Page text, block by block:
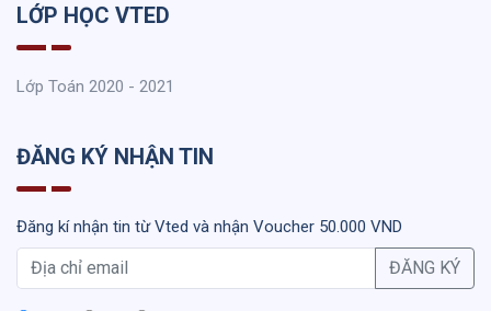
LỚP HỌC VTED
Lớp Toán 2020 - 2021
ĐĂNG KÝ NHẬN TIN
Đăng kí nhận tin từ Vted và nhận Voucher 50.000 VND
ĐĂNG KÝ